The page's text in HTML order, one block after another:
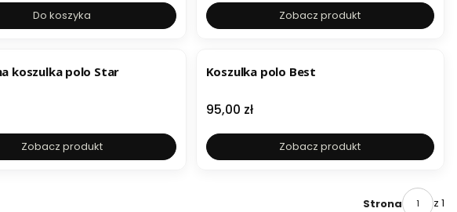
Do koszyka Zobacz produkt
koszulka polo Star
Zobacz produkt
Koszulka polo Best
Cena
95,00 zł
Zobacz produkt
Strona z 1